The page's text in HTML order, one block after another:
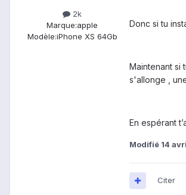
2k
Marque:apple
Modèle:iPhone XS 64Gb
Donc si tu
Maintenant si
s'allonge ,
En espérant
Modifié 14
Citer